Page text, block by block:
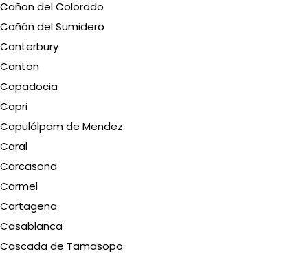
Cañon del Colorado
Cañón del Sumidero
Canterbury
Canton
Capadocia
Capri
Capulálpam de Mendez
Caral
Carcasona
Carmel
Cartagena
Casablanca
Cascada de Tamasopo